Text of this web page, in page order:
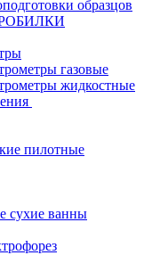
образцов
газовые
жидкостные
пилотные
сухие ванны